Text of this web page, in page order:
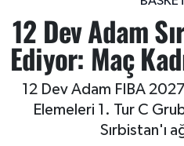
12 Dev Adam
Ediyor: Maç
12 Dev Adam FIBA
Elemeleri 1. Tur C
Sırbistan'ı
Trendyol Süper Lig
Şampiyonlar Ligi
UEFA Avrupa Ligi
Özel Haberler
Muhabirler
Arama
Şampiyonlar Ligi
UEFA Avrupa Ligi
Avrupa Konferans Ligi
Tüm Manşetler
Son Dakika Haberleri
Haber Arşivi